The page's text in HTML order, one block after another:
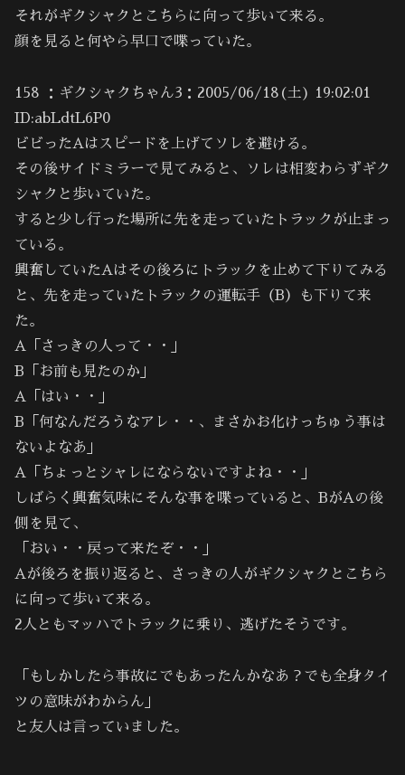
それがギクシャクとこちらに向って歩いて来る。
顔を見ると何やら早口で喋っていた。
158 ：ギクシャクちゃん3：2005/06/18(土) 19:02:01
ID:abLdtL6P0
ビビったAはスピードを上げてソレを避ける。
その後サイドミラーで見てみると、ソレは相変わらずギク
シャクと歩いていた。
すると少し行った場所に先を走っていたトラックが止まっ
ている。
興奮していたAはその後ろにトラックを止めて下りてみる
と、先を走っていたトラックの運転手（B）も下りて来
た。
A「さっきの人って・・」
B「お前も見たのか」
A「はい・・」
B「何なんだろうなアレ・・、まさかお化けっちゅう事は
ないよなあ」
A「ちょっとシャレにならないですよね・・」
しばらく興奮気味にそんな事を喋っていると、BがAの後
側を見て、
「おい・・戻って来たぞ・・」
Aが後ろを振り返ると、さっきの人がギクシャクとこちら
に向って歩いて来る。
2人ともマッハでトラックに乗り、逃げたそうです。
「もしかしたら事故にでもあったんかなあ？でも全身タイ
ツの意味がわからん」
と友人は言っていました。